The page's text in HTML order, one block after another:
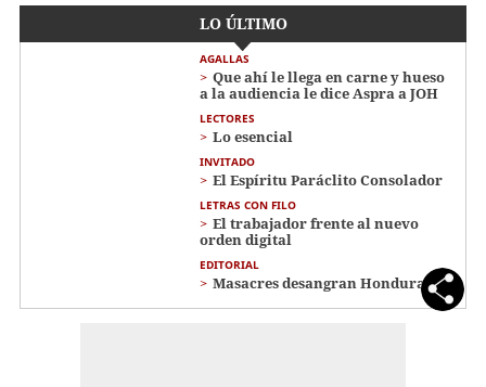
LO ÚLTIMO
AGALLAS
Que ahí le llega en carne y hueso
a la audiencia le dice Aspra a JOH
LECTORES
Lo esencial
INVITADO
El Espíritu Paráclito Consolador
LETRAS CON FILO
El trabajador frente al nuevo
orden digital
EDITORIAL
Masacres desangran Honduras